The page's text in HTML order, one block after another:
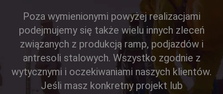
Poza wymienionymi powyżej realizacjami
podejmujemy się także wielu innych zleceń
związanych z produkcją ramp, podjazdów i
antresoli stalowych. Wszystko zgodnie z
wytycznymi i oczekiwaniami naszych klientów.
Jeśli masz konkretny projekt lub